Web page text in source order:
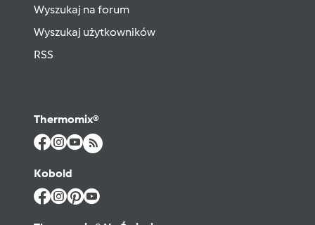
Wyszukaj na forum
Wyszukaj użytkowników
RSS
Thermomix®
Kobold